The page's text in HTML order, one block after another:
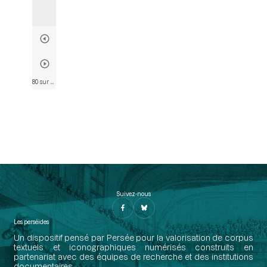
Suivez-nous
Les perséides
Un dispositif pensé par Persée pour la valorisation de corpus
textuels et iconographiques numérisés construits en
partenariat avec des équipes de recherche et des institutions